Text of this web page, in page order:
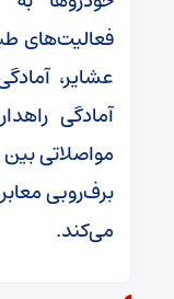
فعالیت‌های
عشایر،
آمادگی
مواصلاتی
برف‌روبی
می‌کند.